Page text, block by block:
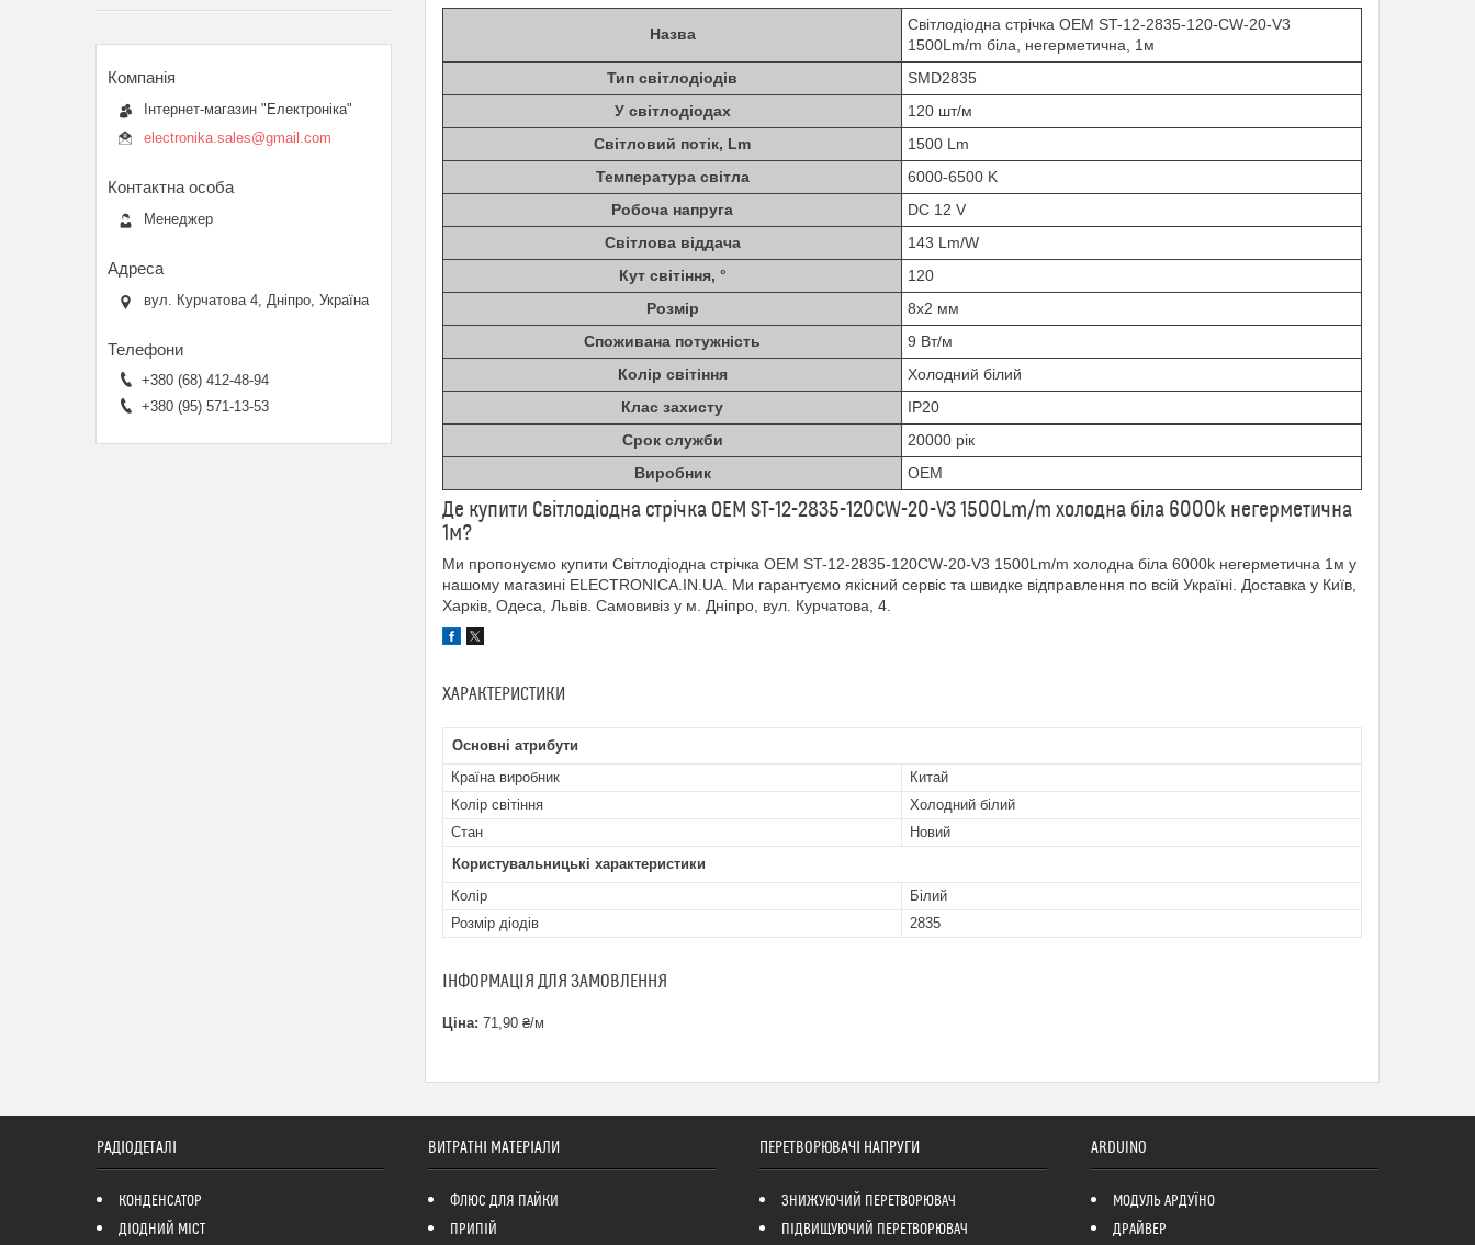
Назва
Світлодіодна стрічка OEM ST-12-2835-120-CW-20-V3
1500Lm/m біла, негерметична, 1м
Тип світлодіодів
SMD2835
У світлодіодах
120 шт/м
Світловий потік, Lm
1500 Lm
Температура світла
6000-6500 K
Робоча напруга
DC 12 V
Світлова віддача
143 Lm/W
Кут світіння, °
120
Розмір
8x2 мм
Споживана потужність
9 Вт/м
Колір світіння
Холодний білий
Клас захисту
IP20
Срок служби
20000 рік
Виробник
OEM
Де купити Світлодіодна стрічка OEM ST-12-2835-120CW-20-V3 1500Lm/m холодна біла 6000k негерметична
1м?
Ми пропонуємо купити Світлодіодна стрічка OEM ST-12-2835-120CW-20-V3 1500Lm/m холодна біла 6000k негерметична 1м у
нашому магазині ELECTRONICA.IN.UA. Ми гарантуємо якісний сервіс та швидке відправлення по всій Україні. Доставка у Київ,
Харків, Одеса, Львів. Самовивіз у м. Дніпро, вул. Курчатова, 4.
ХАРАКТЕРИСТИКИ
Основні атрибути
Країна виробник
Китай
Колір світіння
Холодний білий
Стан
Новий
Користувальницькі характеристики
Колір
Білий
Розмір діодів
2835
ІНФОРМАЦІЯ ДЛЯ ЗАМОВЛЕННЯ
Ціна: 71,90 ₴/м
Інтернет-магазин "Електроніка"
electronika.sales@gmail.com
Менеджер
вул. Курчатова 4, Дніпро, Україна
+380 (68) 412-48-94
+380 (95) 571-13-53
РАДІОДЕТАЛІ
КОНДЕНСАТОР
ДІОДНИЙ МІСТ
ВИТРАТНІ МАТЕРІАЛИ
ФЛЮС ДЛЯ ПАЙКИ
ПРИПІЙ
ПЕРЕТВОРЮВАЧІ НАПРУГИ
ЗНИЖУЮЧИЙ ПЕРЕТВОРЮВАЧ
ПІДВИЩУЮЧИЙ ПЕРЕТВОРЮВАЧ
ARDUINO
МОДУЛЬ АРДУЇНО
ДРАЙВЕР